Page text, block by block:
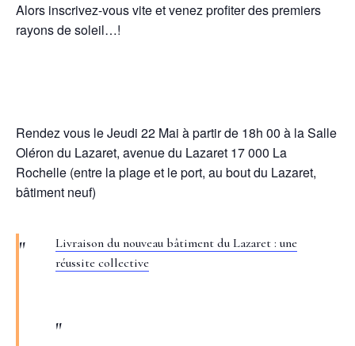
Alors inscrivez-vous vite et venez profiter des premiers
rayons de soleil…!
Rendez vous le Jeudi 22 Mai à partir de 18h 00 à la Salle
Oléron du Lazaret, avenue du Lazaret 17 000 La
Rochelle (entre la plage et le port, au bout du Lazaret,
bâtiment neuf)
Livraison du nouveau bâtiment du Lazaret : une
réussite collective